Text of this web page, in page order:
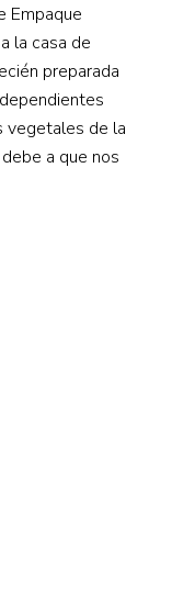
Empaque
la casa de
preparada
vegetales de la
a que nos